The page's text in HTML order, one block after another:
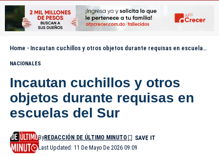
Home - Incautan cuchillos y otros objetos durante requisas en escuelas del Sur
NACIONALES
Incautan cuchillos y otros
objetos durante requisas en
escuelas del Sur
Last Updated: 11 De Mayo De 2026 09:09
ByREDACCIÓN DE ÚLTIMO MINUTO